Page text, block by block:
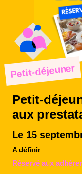
Petit-déjeuner
Petit-
aux
Le 15
A définir
Réservé aux